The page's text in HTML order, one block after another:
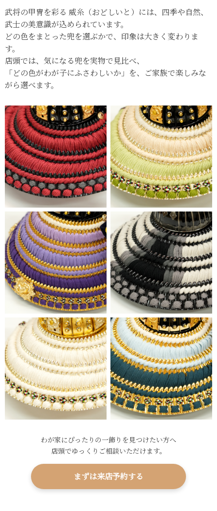
武将の甲冑を彩る 威糸（おどしいと）には、四季や自然、
武士の美意識が込められています。
どの色をまとった兜を選ぶかで、印象は大きく変わりま
す。
店頭では、気になる兜を実物で見比べ、
「どの色がわが子にふさわしいか」を、ご家族で楽しみな
がら選べます。
わが家にぴったりの一飾りを見つけたい方へ
店頭でゆっくりご相談いただけます。
まずは来店予約する